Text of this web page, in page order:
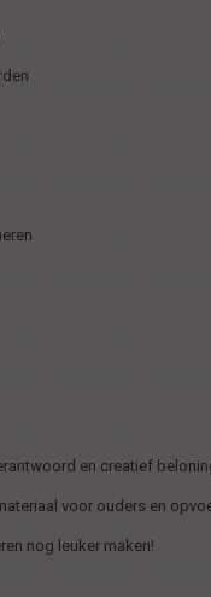
en creatief
voor ouders en
nog leuker maken!